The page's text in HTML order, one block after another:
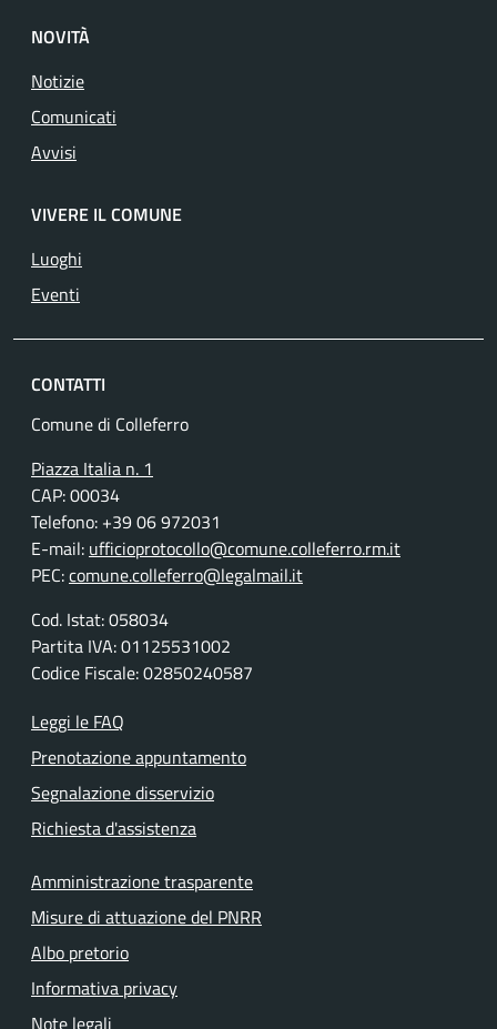
NOVITÀ
Notizie
Comunicati
Avvisi
VIVERE IL COMUNE
Luoghi
Eventi
CONTATTI
Comune di Colleferro
Piazza Italia n. 1
CAP: 00034
Telefono: +39 06 972031
E-mail: ufficioprotocollo@comune.colleferro.rm.it
PEC:comune.colleferro@legalmail.it
Cod. Istat: 058034
Partita IVA: 01125531002
Codice Fiscale: 02850240587
Leggi le FAQ
Prenotazione appuntamento
Segnalazione disservizio
Richiesta d'assistenza
Amministrazione trasparente
Misure di attuazione del PNRR
Albo pretorio
Informativa privacy
Note legali